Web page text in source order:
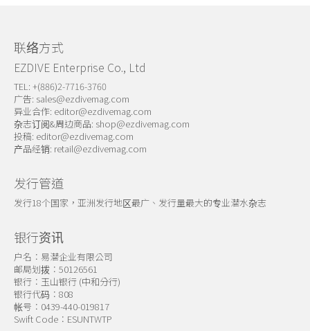
联络方式
EZDIVE Enterprise Co., Ltd
TEL: +(886)2-7716-3760
广告: sales@ezdivemag.com
异业合作: editor@ezdivemag.com
杂志订阅&周边商品: shop@ezdivemag.com
投稿: editor@ezdivemag.com
产品经销: retail@ezdivemag.com
发行管道
发行18个国家，亚洲发行地区最广、发行量最大的专业潜水杂志
银行资讯
户名：易潜企业有限公司
邮局划拨：50126561
银行：玉山银行 (中和分行)
银行代码：808
帐号：0439-440-019817
Swift Code：ESUNTWTP